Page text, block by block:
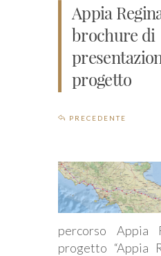
Appia
brochure di
progetto
PRECEDENTE
percorso Appia
progetto “Appia